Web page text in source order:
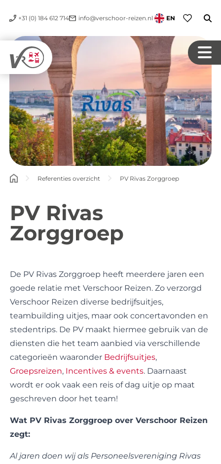
+31 (0) 184 612 714 info@verschoor-reizen.nl EN
Referenties overzicht PV Rivas Zorggroep
PV Rivas
Zorggroep
De PV Rivas Zorggroep heeft meerdere jaren een
goede relatie met Verschoor Reizen. Zo verzorgd
Verschoor Reizen diverse bedrijfsuitjes,
teambuilding uitjes, maar ook concertavonden en
stedentrips. De PV maakt hiermee gebruik van de
diensten die het team aanbied via verschillende
categorieën waaronder Bedrijfsuitjes,
Groepsreizen, Incentives & events. Daarnaast
wordt er ook vaak een reis of dag uitje op maat
geschreven door het team!
Wat PV Rivas Zorggroep over Verschoor Reizen
zegt:
Al jaren doen wij als Personeelsvereniging Rivas